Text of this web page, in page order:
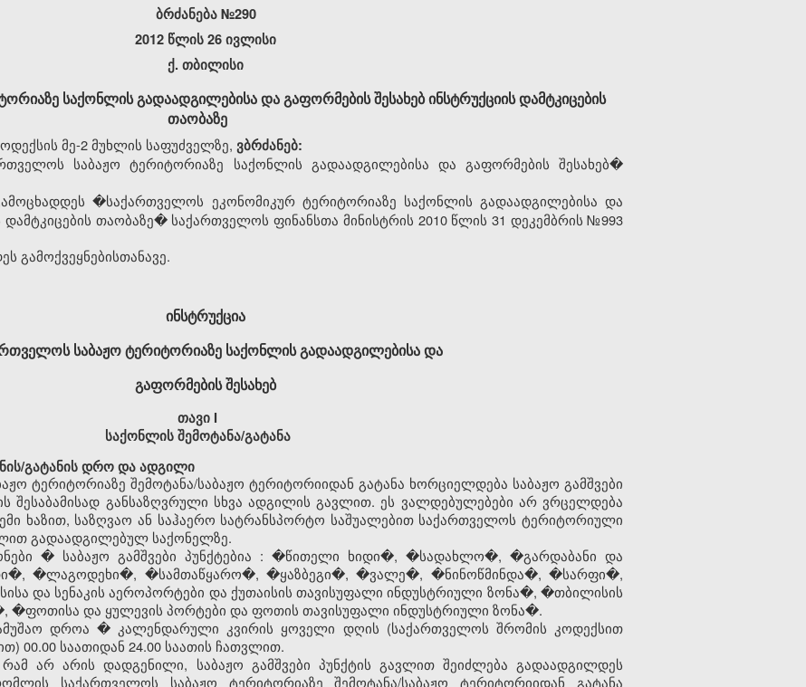
ბრძანება №290
2012 წლის 26 ივლისი
ქ. თბილისი
საქონლის გადაადგილებისა და გაფორმების შესახებ ინსტრუქციის დამტკიცების
თაობაზე
მე-2 მუხლის საფუძველზე, ვბრძანებ:
საბაჟო ტერიტორიაზე საქონლის გადაადგილებისა და გაფორმების შესახებ�
�საქართველოს ეკონომიკურ ტერიტორიაზე საქონლის გადაადგილებისა და
დამტკიცების თაობაზე� საქართველოს ფინანსთა მინისტრის 2010 წლის 31 დეკემბრის №993
გამოქვეყნებისთანავე.
ინსტრუქცია
საბაჟოტერიტორიაზე საქონლის გადაადგილებისა და
გაფორმების შესახებ
თავი I
საქონლის შემოტანა/გატანა
გატანის დრო და ადგილი
ტერიტორიაზე შემოტანა/საბაჟო ტერიტორიიდან გატანა ხორციელდება საბაჟო გამშვები
შესაბამისად განსაზღვრული სხვა ადგილის გავლით. ეს ვალდებულებები არ ვრცელდება
ხაზით, საზღვაო ან საჰაერო სატრანსპორტო საშუალებით საქართველოს ტერიტორიული
გადაადგილებულ საქონელზე.
� საბაჟო გამშვები პუნქტებია : �წითელი ხიდი�, �სადახლო�, �გარდაბანი და
�ლაგოდეხი�, �სამთაწყარო�, �ყაზბეგი�, �ვალე�, �ნინოწმინდა�, �სარფი�,
და სენაკის აეროპორტები და ქუთაისის თავისუფალი ინდუსტრიული ზონა�, �თბილისის
და ყულევის პორტები და ფოთის თავისუფალი ინდუსტრიული ზონა�.
დროა � კალენდარული კვირის ყოველი დღის (საქართველოს შრომის კოდექსით
00.00 საათიდან 24.00 საათის ჩათვლით.
არ არის დადგენილი, საბაჟო გამშვები პუნქტის გავლით შეიძლება გადაადგილდეს
საქართველოს საბაჟო ტერიტორიაზე შემოტანა/საბაჟოტერიტორიიდან გატანა